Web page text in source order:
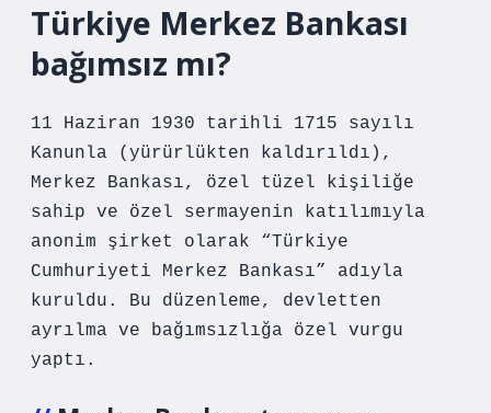
Türkiye Merkez Bankası
bağımsız mı?
11 Haziran 1930 tarihli 1715 sayılı
Kanunla (yürürlükten kaldırıldı),
Merkez Bankası, özel tüzel kişiliğe
sahip ve özel sermayenin katılımıyla
anonim şirket olarak “Türkiye
Cumhuriyeti Merkez Bankası” adıyla
kuruldu. Bu düzenleme, devletten
ayrılma ve bağımsızlığa özel vurgu
yaptı.